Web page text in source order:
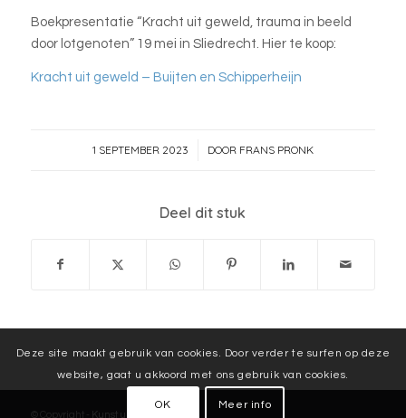
Boekpresentatie “Kracht uit geweld, trauma in beeld
door lotgenoten” 19 mei in Sliedrecht. Hier te koop:
Kracht uit geweld – Buijten en Schipperheijn
1 SEPTEMBER 2023
/ DOOR FRANS PRONK
Deel dit stuk
© Copyright - Kunst uit geweld
Deze site maakt gebruik van cookies. Door verder te surfen op deze
website, gaat u akkoord met ons gebruik van cookies.
OK Meer info